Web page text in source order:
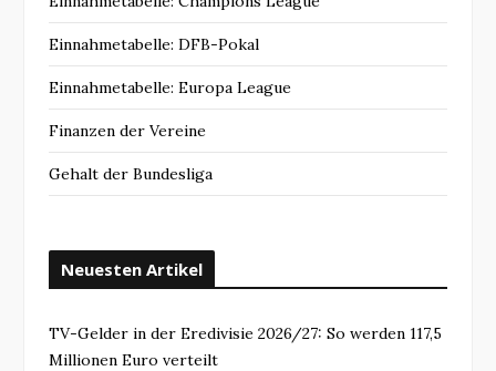
Einnahmetabelle: DFB-Pokal
Einnahmetabelle: Europa League
Finanzen der Vereine
Gehalt der Bundesliga
Neuesten Artikel
TV-Gelder in der Eredivisie 2026/27: So werden 117,5
Millionen Euro verteilt